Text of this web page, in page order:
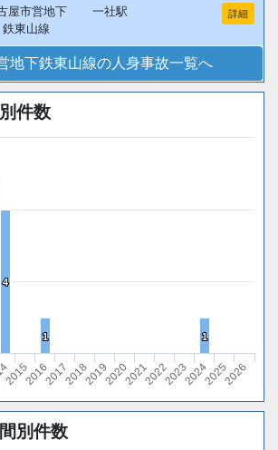
屋市営地下
鉄東山線
一社駅 詳細
地下鉄東山線の人身事故一覧へ
件数
4
4
1
1 1
1
201520162017201820192020202120222023202420252026
別件数